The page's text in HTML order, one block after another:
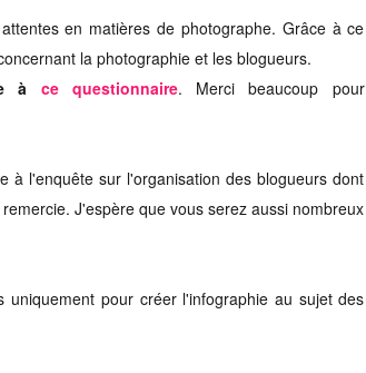
en matières de photographe. Grâce à ce
la photographie et les blogueurs.
à ce questionnaire. Merci beaucoup pour
à l'enquête sur l'organisation des blogueurs dont
J'espère que vous serez aussi nombreux
pour créer l'infographie au sujet des